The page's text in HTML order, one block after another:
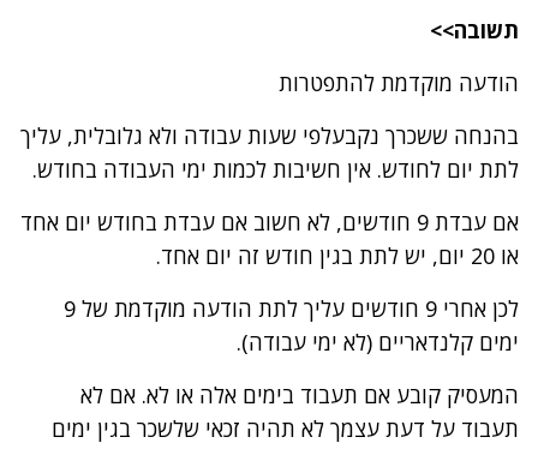
תשובה>>
הודעה מוקדמת להתפטרות
בהנחה ששכרך נקבעלפי שעות עבודה ולא גלובלית, עליך
לתת יום לחודש. אין חשיבות לכמות ימי העבודה בחודש.
אם עבדת 9 חודשים, לא חשוב אם עבדת בחודש יום אחד
או 20 יום, יש לתת בגין חודש זה יום אחד.
לכן אחרי 9 חודשים עליך לתת הודעה מוקדמת של 9
ימים קלנדאריים (לא ימי עבודה).
המעסיק קובע אם תעבוד בימים אלה או לא. אם לא
תעבוד על דעת עצמך לא תהיה זכאי שלשכר בגין ימים